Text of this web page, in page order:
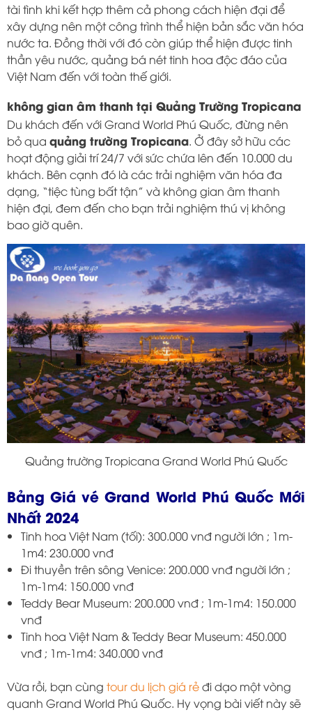
tài tình khi kết hợp thêm cả phong cách hiện đại để
xây dựng nên một công trình thể hiện bản sắc văn hóa
nước ta. Đồng thời với đó còn giúp thể hiện được tinh
thần yêu nước, quảng bá nét tinh hoa độc đáo của
Việt Nam đến với toàn thế giới.
không gian âm thanh tại Quảng Trường Tropicana
Du khách đến với Grand World Phú Quốc, đừng nên
bỏ qua quảng trường Tropicana. Ở đây sở hữu các
hoạt động giải trí 24/7 với sức chứa lên đến 10.000 du
khách. Bên cạnh đó là các trải nghiệm văn hóa đa
dạng, “tiệc tùng bất tận” và không gian âm thanh
hiện đại, đem đến cho bạn trải nghiệm thú vị không
bao giờ quên.
Quảng trường Tropicana Grand World Phú Quốc
Bảng Giá véGrand World Phú Quốc Mới
Nhất 2024
Tinh hoa Việt Nam (tối): 300.000 vnđ người lớn ; 1m-
1m4: 230.000 vnđ
Đi thuyền trên sông Venice: 200.000 vnđ người lớn ;
1m-1m4: 150.000 vnđ
Teddy Bear Museum: 200.000 vnđ ; 1m-1m4: 150.000
vnđ
Tinh hoa Việt Nam & Teddy Bear Museum: 450.000
vnđ ; 1m-1m4: 340.000 vnđ
Vừa rồi, bạn cùng tour du lịch giá rẻđi dạo một vòng
quanh Grand World Phú Quốc. Hy vọng bài viết này sẽ